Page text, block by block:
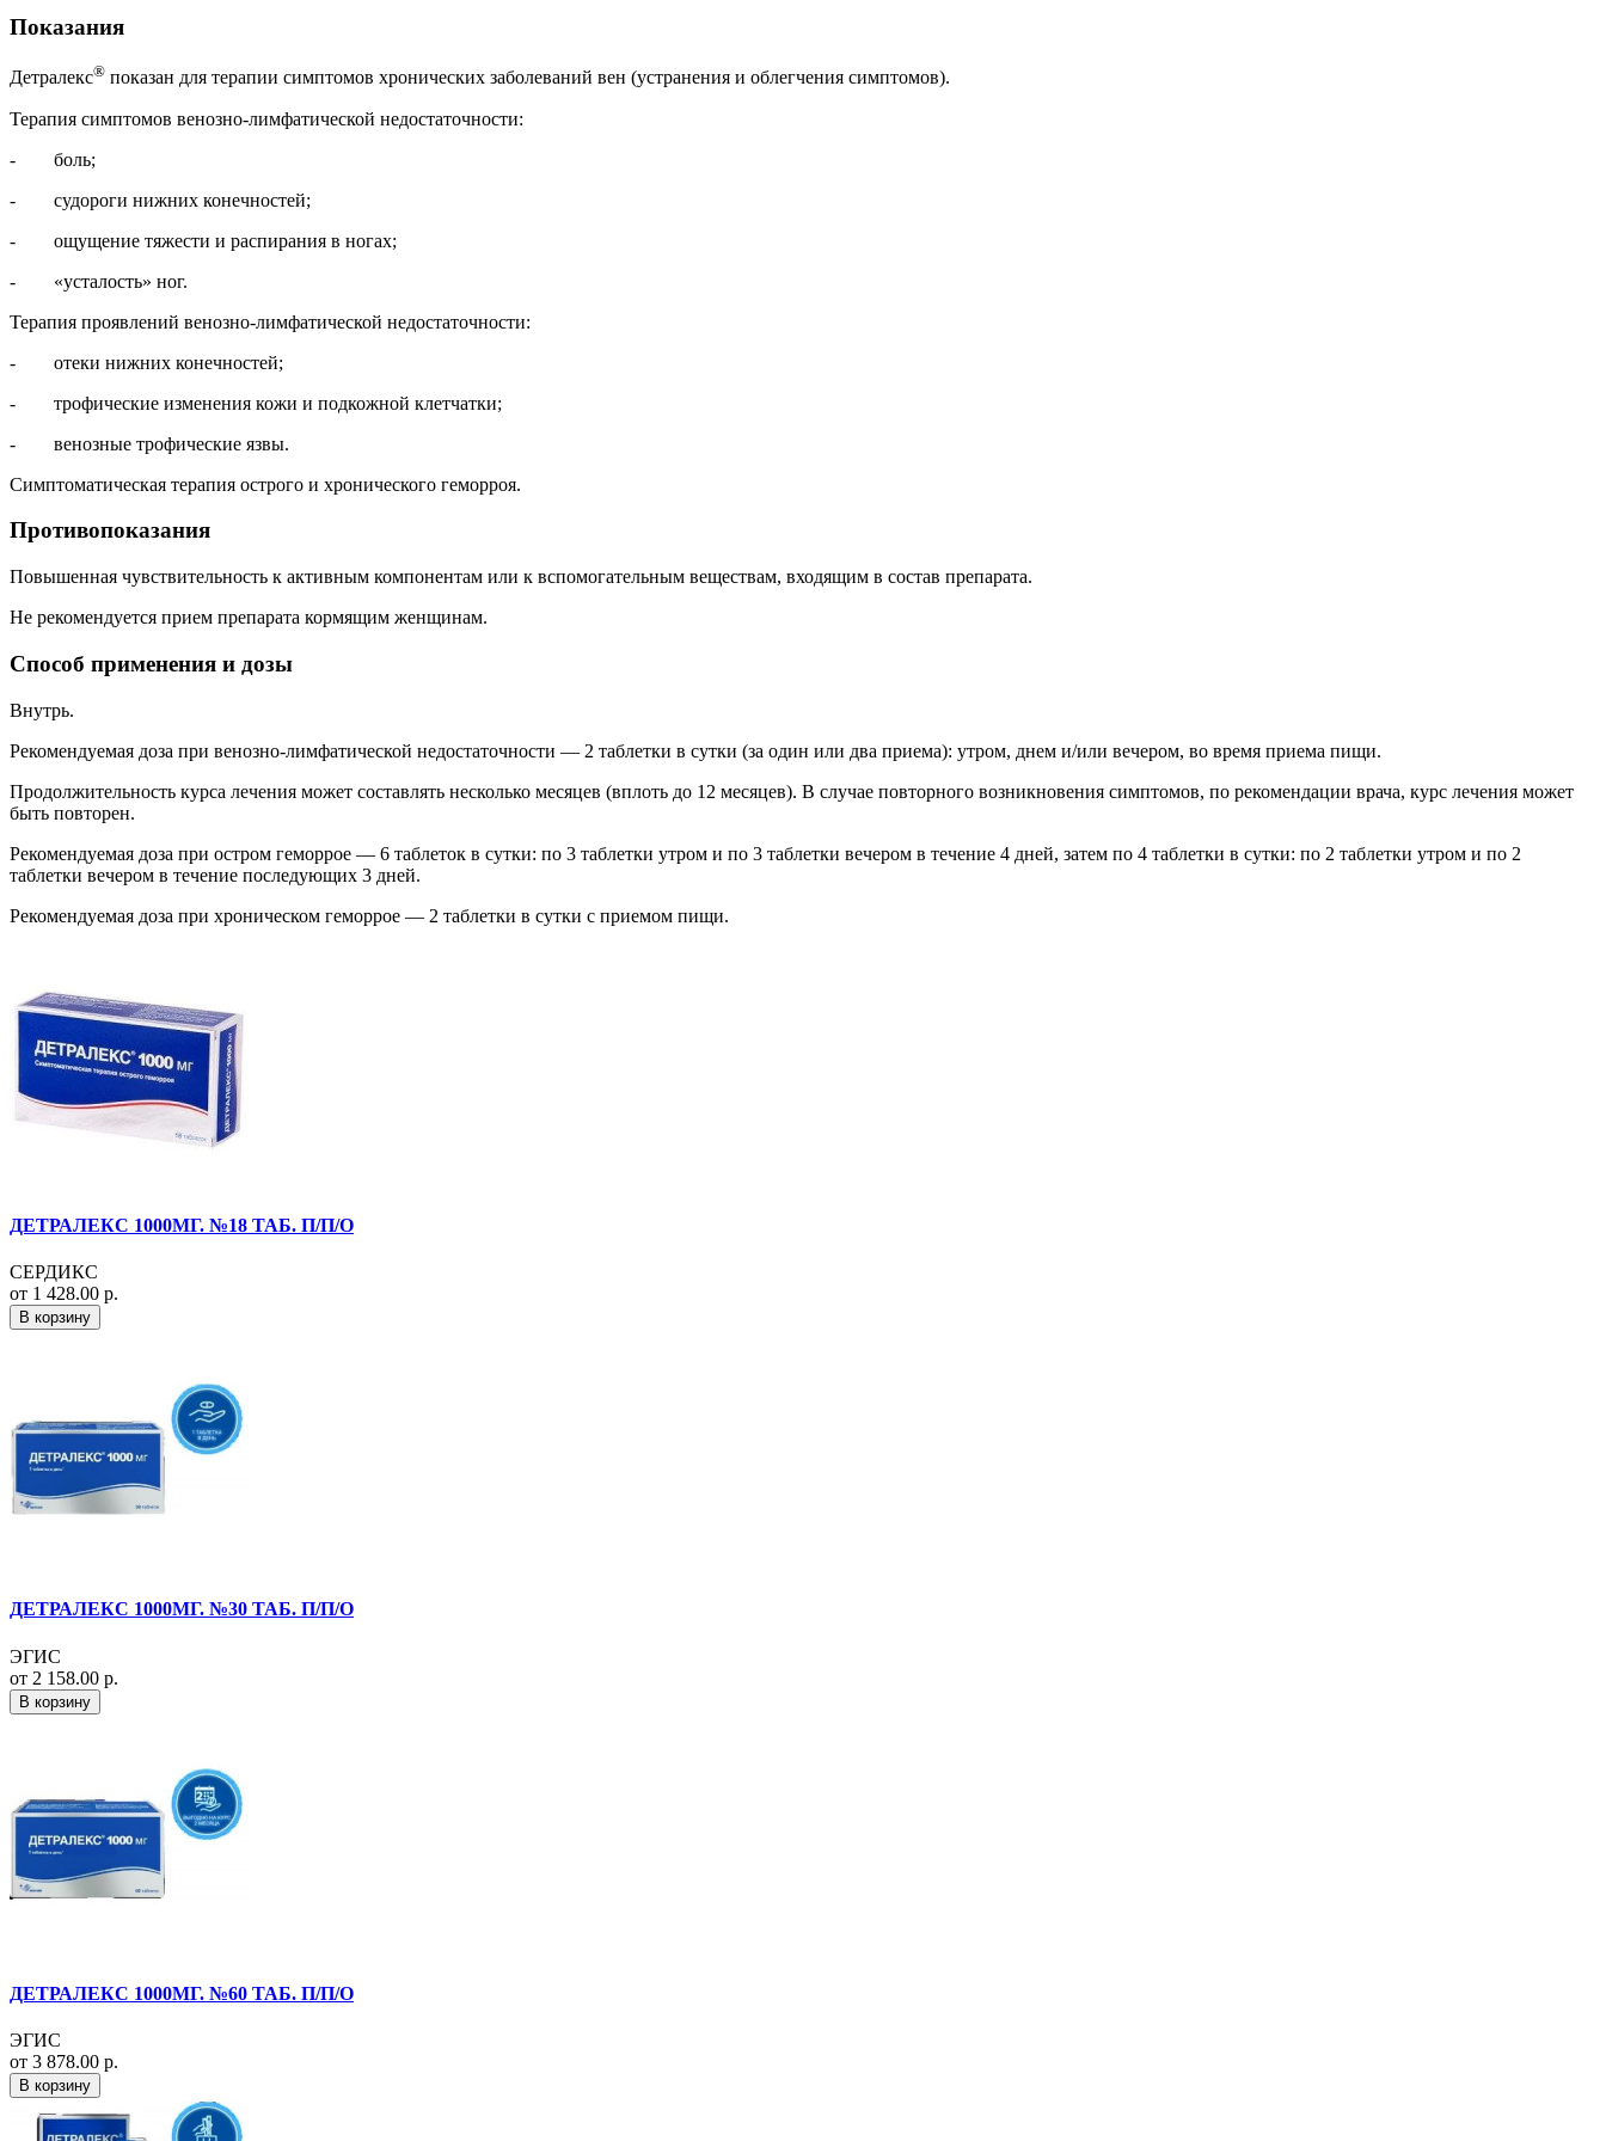
Показания
Детралекс® показан для терапии симптомов хронических заболеваний вен (устранения и облегчения симптомов).
Терапия симптомов венозно-лимфатической недостаточности:
- боль;
- судороги нижних конечностей;
- ощущение тяжести и распирания в ногах;
- «усталость» ног.
Терапия проявлений венозно-лимфатической недостаточности:
- отеки нижних конечностей;
- трофические изменения кожи и подкожной клетчатки;
- венозные трофические язвы.
Симптоматическая терапия острого и хронического геморроя.
Противопоказания
Повышенная чувствительность к активным компонентам или к вспомогательным веществам, входящим в состав препарата.
Не рекомендуется прием препарата кормящим женщинам.
Способ применения и дозы
Внутрь.
Рекомендуемая доза при венозно-лимфатической недостаточности — 2 таблетки в сутки (за один или два приема): утром, днем и/или вечером, во время приема пищи.
Продолжительность курса лечения может составлять несколько месяцев (вплоть до 12 месяцев). В случае повторного возникновения симптомов, по рекомендации врача, курс лечения может
быть повторен.
Рекомендуемая доза при остром геморрое — 6 таблеток в сутки: по 3 таблетки утром и по 3 таблетки вечером в течение 4 дней, затем по 4 таблетки в сутки: по 2 таблетки утром и по 2
таблетки вечером в течение последующих 3 дней.
Рекомендуемая доза при хроническом геморрое — 2 таблетки в сутки с приемом пищи.
ДЕТРАЛЕКС 1000МГ. №18 ТАБ. П/П/О
СЕРДИКС
от 1 428.00 р.
В корзину
ДЕТРАЛЕКС 1000МГ. №30 ТАБ. П/П/О
ЭГИС
от 2 158.00 р.
В корзину
ДЕТРАЛЕКС 1000МГ. №60 ТАБ. П/П/О
ЭГИС
от 3 878.00 р.
В корзину